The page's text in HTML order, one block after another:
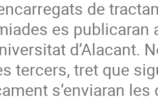
de
es publicaran
d’Alacant.
tercers, tret que
s’enviaran